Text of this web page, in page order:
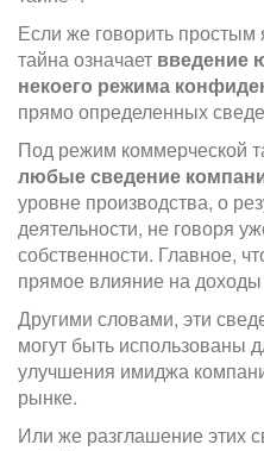
Если же говорить
тайна означает введение
некоего режима
прямо определенных
Под режим коммерческой
любые сведение
уровне производства, о
деятельности, не говоря
собственности. Главное,
прямое влияние на
Другими словами, эти
могут быть использованы
улучшения имиджа
рынке.
Или же разглашение этих